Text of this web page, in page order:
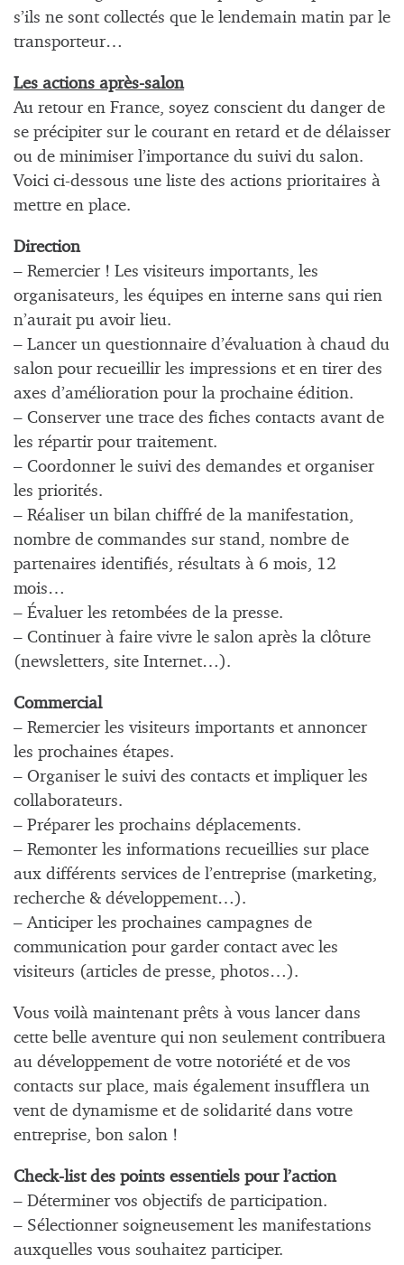
s’ils ne sont collectés que le lendemain matin par le
transporteur…
Les actions après-salon
Au retour en France, soyez conscient du danger de
se précipiter sur le courant en retard et de délaisser
ou de minimiser l’importance du suivi du salon.
Voici ci-dessous une liste des actions prioritaires à
mettre en place.
Direction
– Remercier ! Les visiteurs importants, les
organisateurs, les équipes en interne sans qui rien
n’aurait pu avoir lieu.
– Lancer un questionnaire d’évaluation à chaud du
salon pour recueillir les impressions et en tirer des
axes d’amélioration pour la prochaine édition.
– Conserver une trace des fiches contacts avant de
les répartir pour traitement.
– Coordonner le suivi des demandes et organiser
les priorités.
– Réaliser un bilan chiffré de la manifestation,
nombre de commandes sur stand, nombre de
partenaires identifiés, résultats à 6 mois, 12
mois…
– Évaluer les retombées de la presse.
– Continuer à faire vivre le salon après la clôture
(newsletters, site Internet…).
Commercial
– Remercier les visiteurs importants et annoncer
les prochaines étapes.
– Organiser le suivi des contacts et impliquer les
collaborateurs.
– Préparer les prochains déplacements.
– Remonter les informations recueillies sur place
aux différents services de l’entreprise (marketing,
recherche & développement…).
– Anticiper les prochaines campagnes de
communication pour garder contact avec les
visiteurs (articles de presse, photos…).
Vous voilà maintenant prêts à vous lancer dans
cette belle aventure qui non seulement contribuera
au développement de votre notoriété et de vos
contacts sur place, mais également insufflera un
vent de dynamisme et de solidarité dans votre
entreprise, bon salon !
Check-list des points essentiels pour l’action
– Déterminer vos objectifs de participation.
– Sélectionner soigneusement les manifestations
auxquelles vous souhaitez participer.